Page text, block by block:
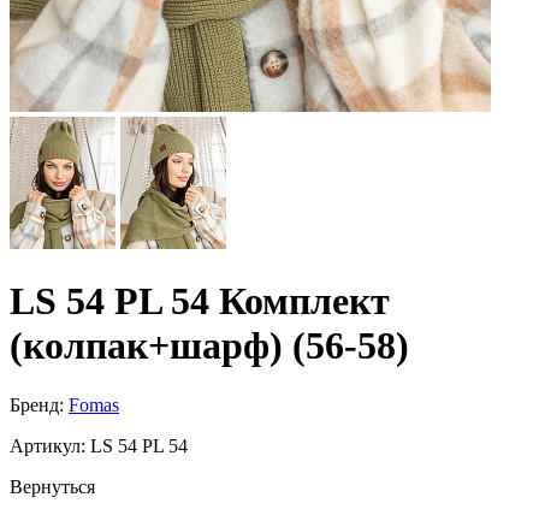
LS 54 PL 54 Комплект
(колпак+шарф) (56-58)
Бренд: Fomas
Артикул: LS 54 PL 54
Вернуться